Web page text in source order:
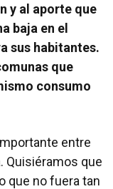
y al aporte que
baja en el
sus habitantes.
que
consumo
entre
Quisiéramos que
que no fuera tan